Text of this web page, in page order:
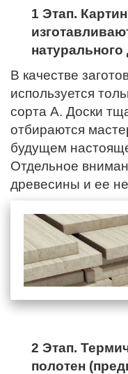
1 Этап.
В качестве
используется
сорта А. Доски
отбираются
будущем
Отдельное
древесины и ее
2 Этап.
полотен